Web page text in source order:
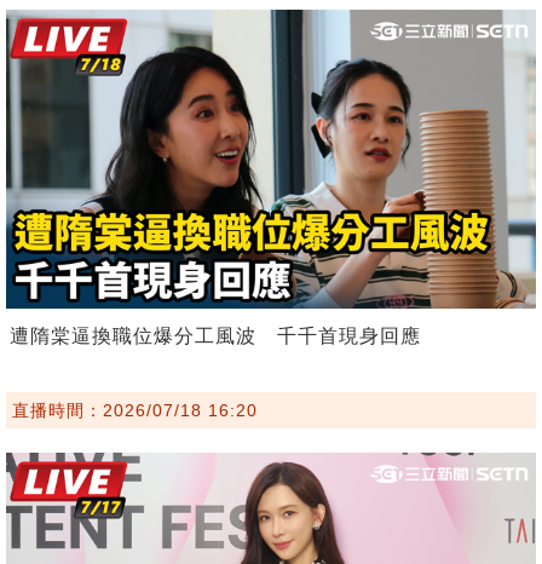
遭隋棠逼換職位爆分工風波 千千首現身回應
直播時間：2026/07/18 16:20